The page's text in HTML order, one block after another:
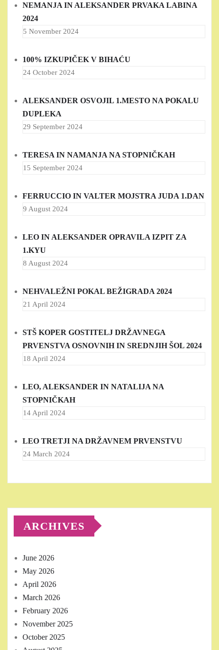
NEMANJA IN ALEKSANDER PRVAKA LABINA
2024
5 November 2024
100% IZKUPIČEK V BIHAĆU
24 October 2024
ALEKSANDER OSVOJIL 1.MESTO NA POKALU
DUPLEKA
29 September 2024
TERESA IN NAMANJA NA STOPNIČKAH
15 September 2024
FERRUCCIO IN VALTER MOJSTRA JUDA 1.DAN
9 August 2024
LEO IN ALEKSANDER OPRAVILA IZPIT ZA
1.KYU
8 August 2024
NEHVALEŽNI POKAL BEŽIGRADA 2024
21 April 2024
STŠ KOPER GOSTITELJ DRŽAVNEGA
PRVENSTVA OSNOVNIH IN SREDNJIH ŠOL 2024
18 April 2024
LEO, ALEKSANDER IN NATALIJA NA
STOPNIČKAH
14 April 2024
LEO TRETJI NA DRŽAVNEM PRVENSTVU
24 March 2024
ARCHIVES
June 2026
May 2026
April 2026
March 2026
February 2026
November 2025
October 2025